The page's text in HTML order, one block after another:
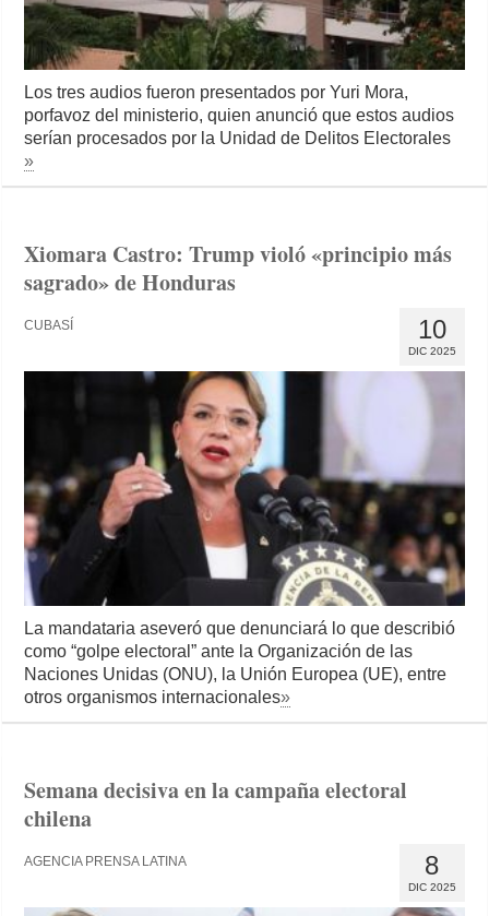
Los tres audios fueron presentados por Yuri Mora,
porfavoz del ministerio, quien anunció que estos audios
serían procesados por la Unidad de Delitos Electorales
»
Xiomara Castro: Trump violó «principio más
sagrado» de Honduras
10
DIC 2025
CUBASÍ
La mandataria aseveró que denunciará lo que describió
como “golpe electoral” ante la Organización de las
Naciones Unidas (ONU), la Unión Europea (UE), entre
otros organismos internacionales»
Semana decisiva en la campaña electoral
chilena
8
DIC 2025
AGENCIA PRENSA LATINA